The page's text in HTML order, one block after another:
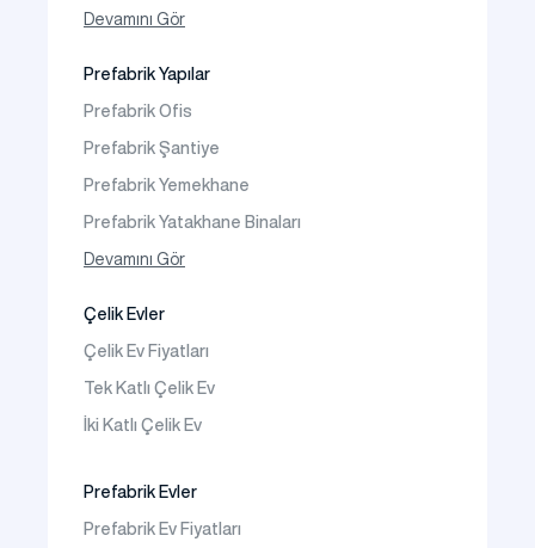
Fotoğraf Galeri
Devamını Gör
Prefabrik Yapılar
Prefabrik Ofis
Prefabrik Şantiye
Prefabrik Yemekhane
Prefabrik Yatakhane Binaları
Prefabrik Dükkan
Devamını Gör
Çelik Evler
Çelik Ev Fiyatları
Tek Katlı Çelik Ev
İki Katlı Çelik Ev
Prefabrik Evler
Prefabrik Ev Fiyatları